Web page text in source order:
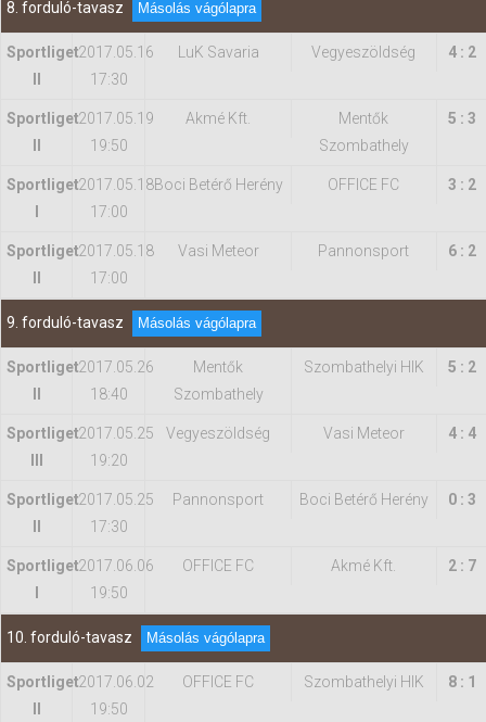
8. forduló-tavasz Másolás vágólapra
Sportliget2017.05.16
17:30
LuK Savaria Vegyeszöldség 4 : 2
Sportliget2017.05.19
19:50
Akmé Kft.
Mentők
Szombathely
5 : 3
Sportliget2017.05.18
17:00
Boci Betérő Herény OFFICE FC 3 : 2
Sportliget2017.05.18
17:00
Vasi Meteor Pannonsport 6 : 2
9. forduló-tavasz Másolás vágólapra
Sportliget2017.05.26
18:40
Mentők
Szombathely
Szombathelyi HIK 5 : 2
Sportliget2017.05.25
19:20
Vegyeszöldség Vasi Meteor 4 : 4
Sportliget2017.05.25
17:30
Pannonsport Boci Betérő Herény 0 : 3
Sportliget2017.06.06
19:50
OFFICE FC Akmé Kft. 2 : 7
10. forduló-tavasz Másolás vágólapra
Sportliget2017.06.02
19:50
OFFICE FC Szombathelyi HIK 8 : 1